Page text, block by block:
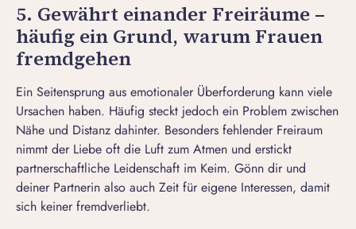
5. Gewährt einander Freiräume –
häufig ein Grund, warum Frauen
fremdgehen
Ein Seitensprung aus emotionaler Überforderung kann viele
Ursachen haben. Häufig steckt jedoch ein Problem zwischen
Nähe und Distanz dahinter. Besonders fehlender Freiraum
nimmt der Liebe oft die Luft zum Atmen und erstickt
partnerschaftliche Leidenschaft im Keim. Gönn dir und
deiner Partnerin also auch Zeit für eigene Interessen, damit
sich keinerfremdverliebt.